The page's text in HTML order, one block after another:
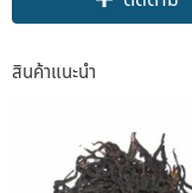
สินค้าแนะนำ